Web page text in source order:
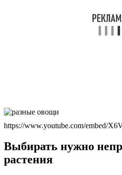
https://www.youtube.com/embed/
Выбирать нужно
растения